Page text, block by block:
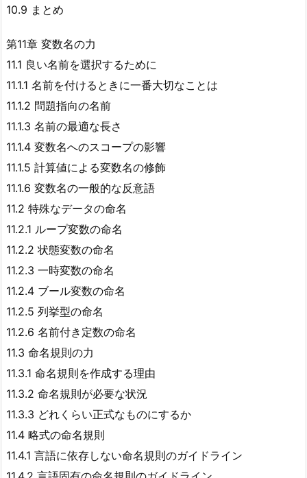
10.9 まとめ
第11章 変数名の力
11.1 良い名前を選択するために
11.1.1 名前を付けるときに一番大切なことは
11.1.2 問題指向の名前
11.1.3 名前の最適な長さ
11.1.4 変数名へのスコープの影響
11.1.5 計算値による変数名の修飾
11.1.6 変数名の一般的な反意語
11.2 特殊なデータの命名
11.2.1 ループ変数の命名
11.2.2 状態変数の命名
11.2.3 一時変数の命名
11.2.4 ブール変数の命名
11.2.5 列挙型の命名
11.2.6 名前付き定数の命名
11.3 命名規則の力
11.3.1 命名規則を作成する理由
11.3.2 命名規則が必要な状況
11.3.3 どれくらい正式なものにするか
11.4 略式の命名規則
11.4.1 言語に依存しない命名規則のガイドライン